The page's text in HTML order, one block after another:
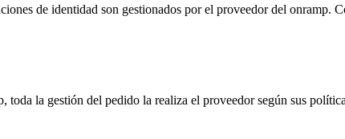
de identidad son gestionados por el proveedor del onramp.
toda la gestión del pedido la realiza el proveedor según sus